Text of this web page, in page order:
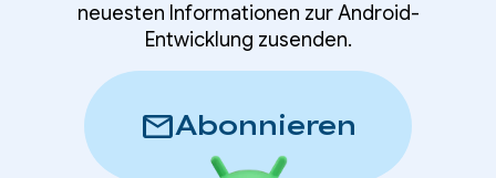
neuesten Informationen zur Android-
Entwicklung zusenden.
mailAbonnieren